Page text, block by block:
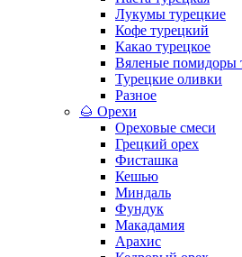
Лукумы турецкие
Кофе турецкий
Какао турецкое
Вяленые помидоры
Турецкие оливки
Разное
🌰 Орехи
Ореховые смеси
Грецкий орех
Фисташка
Кешью
Миндаль
Фундук
Макадамия
Арахис